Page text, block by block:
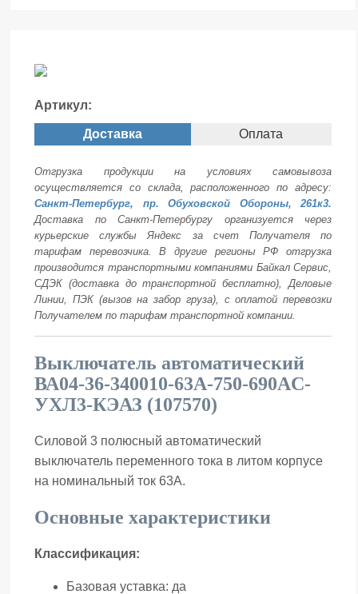
Артикул:
Доставка Оплата
Отгрузка продукции на условиях самовывоза
осуществляется со склада, расположенного по адресу:
Санкт-Петербург, пр. Обуховской Обороны, 261к3.
Доставка по Санкт-Петербургу организуется через
курьерские службы Яндекс за счет Получателя по
тарифам перевозчика. В другие регионы РФ отгрузка
производится транспортными компаниями Байкал Сервис,
СДЭК (доставка до транспортной бесплатно), Деловые
Линии, ПЭК (вызов на забор груза), с оплатой перевозки
Получателем по тарифам транспортной компании.
Выключатель автоматический
ВА04-36-340010-63А-750-690AC-
УХЛ3-КЭАЗ (107570)
Силовой 3 полюсный автоматический
выключатель переменного тока в литом корпусе
на номинальный ток 63А.
Основные характеристики
Классификация:
Базовая уставка: да